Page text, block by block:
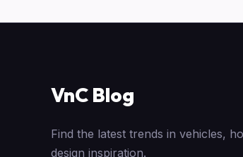
VnC Blog
Find the latest trends in vehicles,
design inspiration.